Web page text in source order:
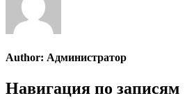
Author: Администратор
Навигация по записям